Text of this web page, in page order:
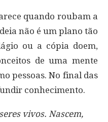
quando roubam a
não é um plano tão
ou a cópia doem,
de uma mente
pessoas. No final das
conhecimento.
vivos. Nascem,